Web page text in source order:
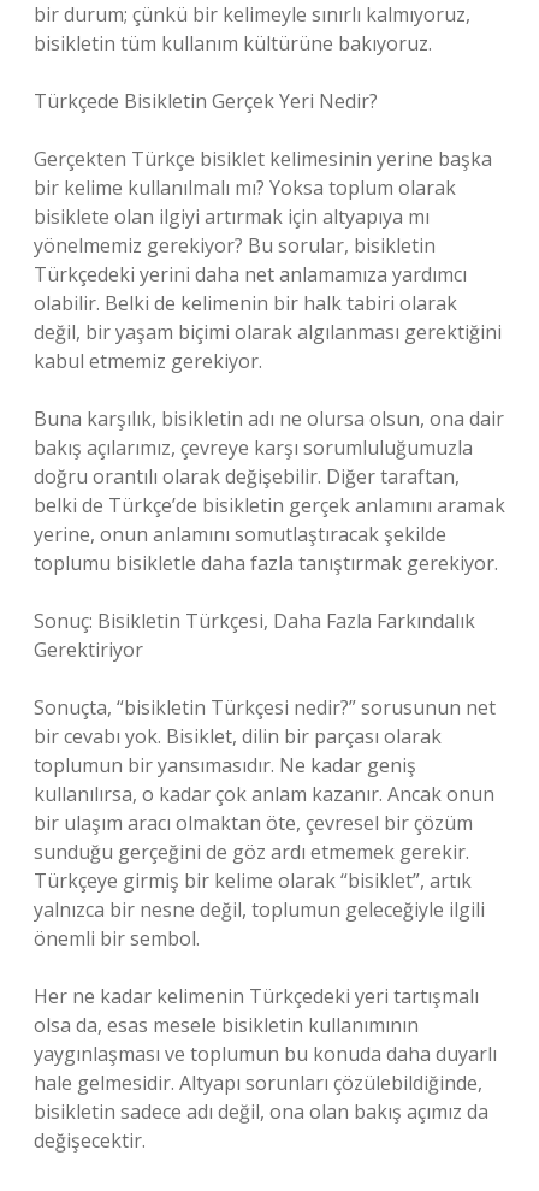
bir durum; çünkü bir kelimeyle sınırlı kalmıyoruz,
bisikletin tüm kullanım kültürüne bakıyoruz.
Türkçede Bisikletin Gerçek Yeri Nedir?
Gerçekten Türkçe bisiklet kelimesinin yerine başka
bir kelime kullanılmalı mı? Yoksa toplum olarak
bisiklete olan ilgiyi artırmak için altyapıya mı
yönelmemiz gerekiyor? Bu sorular, bisikletin
Türkçedeki yerini daha net anlamamıza yardımcı
olabilir. Belki de kelimenin bir halk tabiri olarak
değil, bir yaşam biçimi olarak algılanması gerektiğini
kabul etmemiz gerekiyor.
Buna karşılık, bisikletin adı ne olursa olsun, ona dair
bakış açılarımız, çevreye karşı sorumluluğumuzla
doğru orantılı olarak değişebilir. Diğer taraftan,
belki de Türkçe’de bisikletin gerçek anlamını aramak
yerine, onun anlamını somutlaştıracak şekilde
toplumu bisikletle daha fazla tanıştırmak gerekiyor.
Sonuç: Bisikletin Türkçesi, Daha Fazla Farkındalık
Gerektiriyor
Sonuçta, “bisikletin Türkçesi nedir?” sorusunun net
bir cevabı yok. Bisiklet, dilin bir parçası olarak
toplumun bir yansımasıdır. Ne kadar geniş
kullanılırsa, o kadar çok anlam kazanır. Ancak onun
bir ulaşım aracı olmaktan öte, çevresel bir çözüm
sunduğu gerçeğini de göz ardı etmemek gerekir.
Türkçeye girmiş bir kelime olarak “bisiklet”, artık
yalnızca bir nesne değil, toplumun geleceğiyle ilgili
önemli bir sembol.
Her ne kadar kelimenin Türkçedeki yeri tartışmalı
olsa da, esas mesele bisikletin kullanımının
yaygınlaşması ve toplumun bu konuda daha duyarlı
hale gelmesidir. Altyapı sorunları çözülebildiğinde,
bisikletin sadece adı değil, ona olan bakış açımız da
değişecektir.